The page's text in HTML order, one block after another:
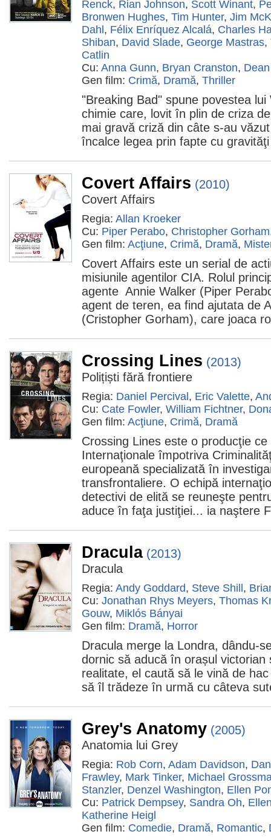
Renck, Rian Johnson, Scott Winant,
Bronwen Hughes, Tim Hunter, Jim
Dahl , Félix Enríquez Alcalá, Charles
Shiban, David Slade, George Mastras,
Catlin
Cu: Anna Gunn, Bryan Cranston,
Gen film: Crimă, Dramă, Thriller
"Breaking Bad" spune povestea
chimie care, lovit în plin de criza
mai gravă criză din câte s-au
încalce legea prin fapte cu
Covert Affairs (2010)
Covert Affairs
Regia: Allan Kroeker
Cu: Piper Perabo, Christopher Gorham
Gen film: Acţiune, Crimă, Dramă,
Covert Affairs este un serial de
misiunile agentilor CIA. Rolul
agente Annie Walker (Piper
agent de teren, ea find ajutata de
(Cristopher Gorham), care joaca
Crossing Lines (2013)
Polițiști fără frontiere
Regia: Daniel Percival , Eric Valette,
Cu: Cate Fowler, William Fichtner,
Gen film: Acţiune, Crimă, Dramă
Crossing Lines este o producţie
Internaţionale împotriva
europeană specializată în
transfrontaliere. O echipă
detectivi de elită se reuneşte
aduce în faţa justiţiei... ia naştere
Dracula (2013)
Dracula
Regia: Andy Goddard, Steve Shill ,
Cu: Jonathan Rhys Meyers, Thomas
Gouw, Miklós Bányai
Gen film: Dramă, Horror
Dracula merge la Londra, dându-
dornic să aducă în orașul victorian
realitate, el caută să le vină de
să îl trădeze în urmă cu câteva
Grey's Anatomy (2005)
Anatomia lui Grey
Regia: Rob Corn, Adam Davidson,
Frawley, Mark Tinker, Michael
Stanzler, Denzel Washington, Ellen
Cu: Patrick Dempsey, Sandra Oh,
Katherine Heigl
Gen film: Comedie, Dramă, Romantic,